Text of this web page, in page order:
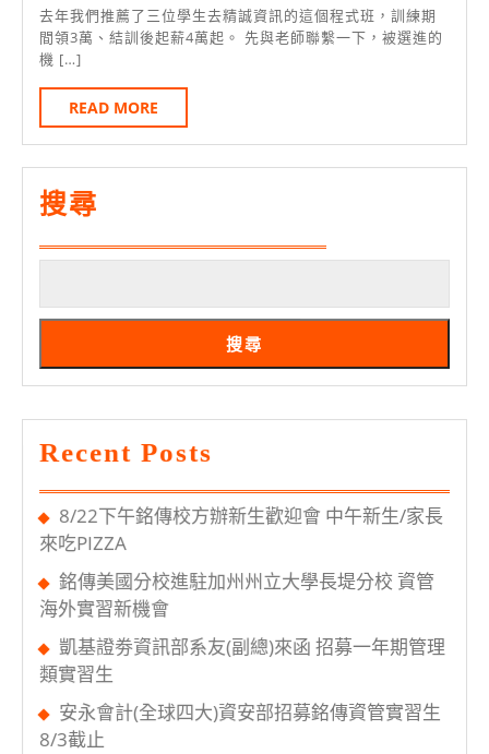
岸
港
澳
大
科
創
實
訓
營
透
過
本
系
陳
邀
畢
生
入
月
16
去年我們推薦了三位學生去精誠資訊的這個程式班，訓練期
間領3萬、結訓後起薪4萬起。 先與老師聯繫一下，被選進的
機 […]
READ MORE
MORE
搜尋
搜尋
Recent Posts
8/22下午銘傳校方辦新生歡迎會 中午新生/家長
來吃PIZZA
銘傳美國分校進駐加州州立大學長堤分校 資管
海外實習新機會
凱基證劵資訊部系友(副總)來函 招募一年期管理
類實習生
安永會計(全球四大)資安部招募銘傳資管實習生
8/3截止